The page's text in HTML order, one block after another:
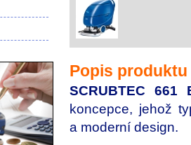
Popis produktu
SCRUBTEC 661
koncepce, jehož
a moderní design.